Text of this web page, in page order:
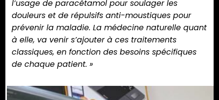
l’usage de paracétamol pour soulager les
douleurs et de répulsifs anti-moustiques pour
prévenir la maladie. La médecine naturelle quant
à elle, va venir s’ajouter à ces traitements
classiques, en fonction des besoins spécifiques
de chaque patient. »